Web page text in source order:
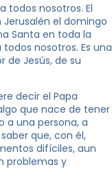
todos nosotros. El
Jerusalén el domingo
Santa en toda la
nosotros. Es una
de Jesús, de su
decir el Papa
que nace de tener
a una persona, a
que, con él,
difíciles, aun
problemas y